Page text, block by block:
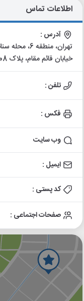
اطلاعات تماس
آدرس :
تهران،
خیابان قائم مقام، پلاک 308
تلفن :
فکس :
وب سایت
ایمیل :
کد پستی :
صفحات اجتماعی :